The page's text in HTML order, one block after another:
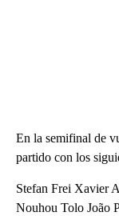
En la semifinal de
partido con los
Stefan Frei Xavier
Nouhou Tolo João